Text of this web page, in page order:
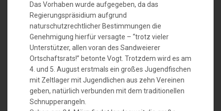
Das Vorhaben wurde aufgegeben, da das
Regierungspräsidium aufgrund
naturschutzrechtlicher Bestimmungen die
Genehmigung hierfür versagte – “trotz vieler
Unterstützer, allen voran des Sandweierer
Ortschaftsrats!” betonte Vogt. Trotzdem wird es am
4. und 5. August erstmals ein großes Jugendfischen
mit Zeltlager mit Jugendlichen aus zehn Vereinen
geben, natürlich verbunden mit dem traditionellen
Schnupperangeln.